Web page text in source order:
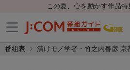
この夏、心を動かす作品特
番組表 漬けモノ学者・竹之内春彦 京